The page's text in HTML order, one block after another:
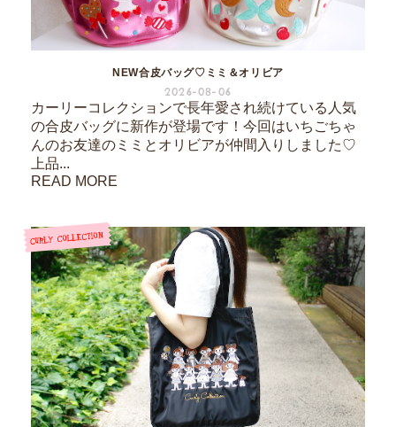
NEW合皮バッグ♡ミミ＆オリビア
2026-08-06
カーリーコレクションで長年愛され続けている人気
の合皮バッグに新作が登場です！今回はいちごちゃ
んのお友達のミミとオリビアが仲間入りしました♡
上品...
READ MORE